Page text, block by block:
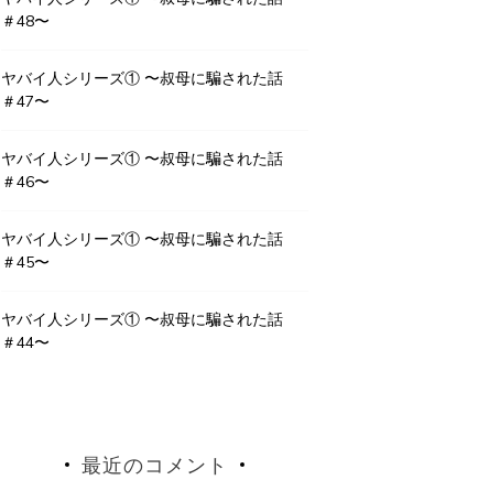
＃48〜
ヤバイ人シリーズ① 〜叔母に騙された話
＃47〜
ヤバイ人シリーズ① 〜叔母に騙された話
＃46〜
ヤバイ人シリーズ① 〜叔母に騙された話
＃45〜
ヤバイ人シリーズ① 〜叔母に騙された話
＃44〜
最近のコメント